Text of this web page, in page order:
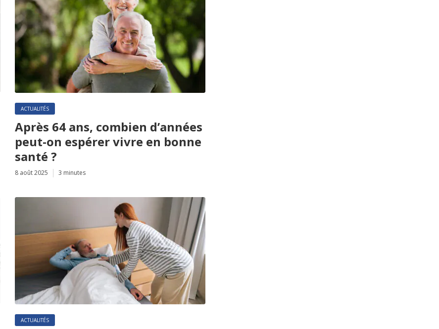
ACTUALITÉS
Après 64 ans, combien d’années
peut-on espérer vivre en bonne
santé ?
8 août 2025 3 minutes
ACTUALITÉS